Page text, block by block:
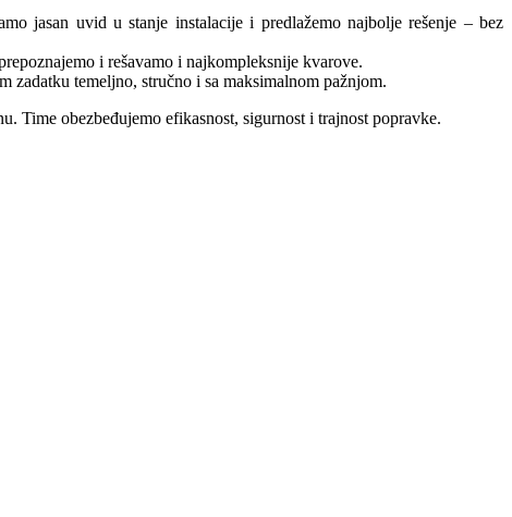
jasan uvid u stanje instalacije i predlažemo najbolje rešenje – bez
i rešavamo i najkompleksnije kvarove.
zadatku temeljno, stručno i sa maksimalnom pažnjom.
Time obezbeđujemo efikasnost, sigurnost i trajnost popravke.